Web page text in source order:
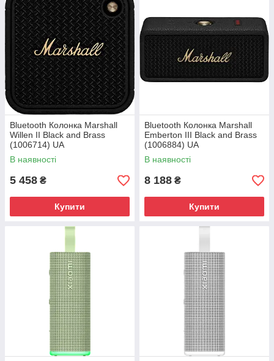
Bluetooth Колонка Marshall
Willen II Black and Brass
(1006714) UA
В наявності
5 458 ₴
Купити
Bluetooth Колонка Marshall
Emberton III Black and Brass
(1006884) UA
В наявності
8 188 ₴
Купити